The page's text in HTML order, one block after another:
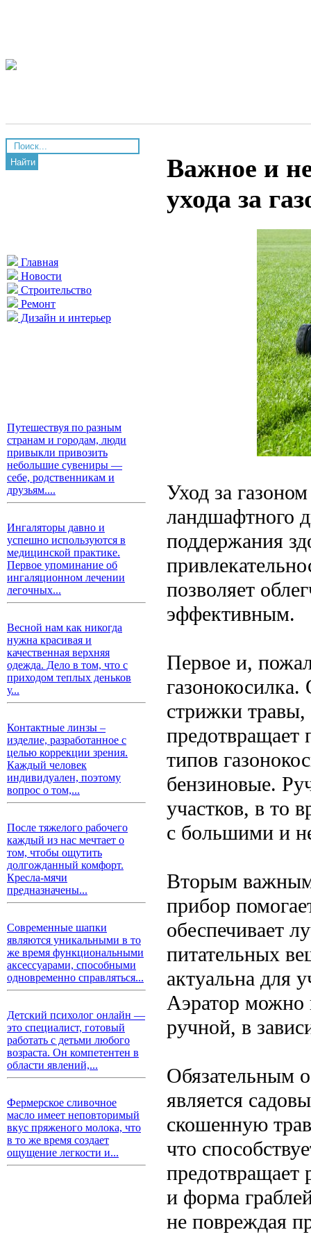
Найти
Главная
Новости
Строительство
Ремонт
Дизайн и интерьер
Путешествуя по разным
странам и городам, люди
привыкли привозить
небольшие сувениры —
себе, родственникам и
друзьям....
Ингаляторы давно и
успешно используются в
медицинской практике.
Первое упоминание об
ингаляционном лечении
легочных...
Весной нам как никогда
нужна красивая и
качественная верхняя
одежда. Дело в том, что с
приходом теплых деньков
у...
Контактные линзы –
изделие, разработанное с
целью коррекции зрения.
Каждый человек
индивидуален, поэтому
вопрос о том,...
После тяжелого рабочего
каждый из нас мечтает о
том, чтобы ощутить
долгожданный комфорт.
Кресла-мячи
предназначены...
Современные шапки
являются уникальными в то
же время функциональными
аксессуарами, способными
одновременно справляться...
Детский психолог онлайн —
это специалист, готовый
работать с детьми любого
возраста. Он компетентен в
области явлений,...
Фермерское сливочное
масло имеет неповторимый
вкус пряженого молока, что
в то же время создает
ощущение легкости и...
Важное и
ухода за
Уход за
ландшафтного
поддержания
позволяет
эффективным.
Первое и,
газонокосилка.
стрижки травы,
предотвращает
типов
бензиновые.
участков, в то
с большими и
Вторым важным
прибор
обеспечивает
питательных
актуальна для
Аэратор можно
ручной, в
Обязательным
является
скошенную
что
предотвращает
и форма
не повреждая